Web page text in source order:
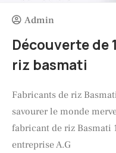
Admin
Découverte de
riz basmati
Fabricants de riz
savourer le monde
fabricant de riz Basmati
entreprise A.G